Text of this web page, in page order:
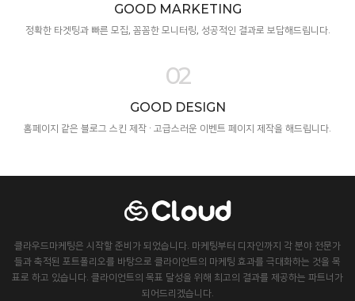
GOOD MARKETING
정확한 타겟팅과 빠른 모집, 꼼꼼한 모니터링, 성공적인 결과로 보답해드립니다.
02
GOOD DESIGN
홈페이지 같은 블로그 스킨 제작 · 고급스러운 이벤트 페이지 제작을 해드립니다.
클라우드마케팅은 시작할 준비가 되었습니다. 마케팅부터 디자인까지 각 분야 전문가
들과 축적된 포트폴리오를 바탕으로 클라이언트의 마케팅 효과를 극대화하는 것을 목
표로 하고 있습니다. 클라이언트의 목표 달성을 위해 최고의 결과를 제공하는 파트너가
되어드리겠습니다.